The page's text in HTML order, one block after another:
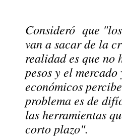
Consideró que
van a sacar de la
realidad es que no
pesos y el mercado
económicos
problema es de
las herramientas
corto plazo".